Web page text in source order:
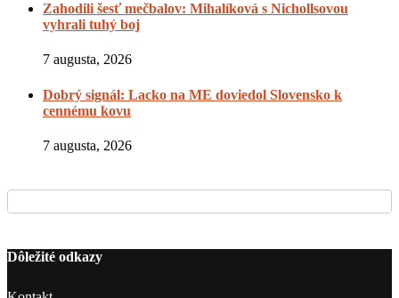
Zahodili šesť mečbalov: Mihalíková s Nichollsovou
vyhrali tuhý boj
7 augusta, 2026
Dobrý signál: Lacko na ME doviedol Slovensko k
cennému kovu
7 augusta, 2026
Dôležité odkazy